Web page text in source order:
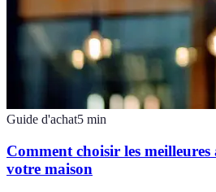
Guide d'achat5 min
Comment choisir les
votre maison